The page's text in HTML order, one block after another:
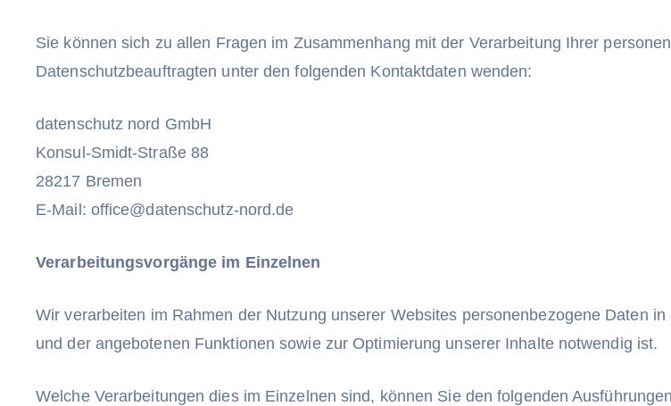
Sie können sich zu allen Fragen im Zusammenhang mit der Verarbeitung Ihrer
Datenschutzbeauftragten unter den folgenden Kontaktdaten wenden:
datenschutz nord GmbH
Konsul-Smidt-Straße 88
28217 Bremen
E-Mail: office@datenschutz-nord.de
Verarbeitungsvorgänge im Einzelnen
Wir verarbeiten im Rahmen der Nutzung unserer Websites personenbezogene Daten
und der angebotenen Funktionen sowie zur Optimierung unserer Inhalte notwendig ist.
Welche Verarbeitungen dies im Einzelnen sind, können Sie den folgenden